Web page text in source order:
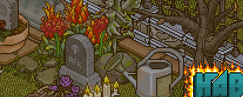
HabCat